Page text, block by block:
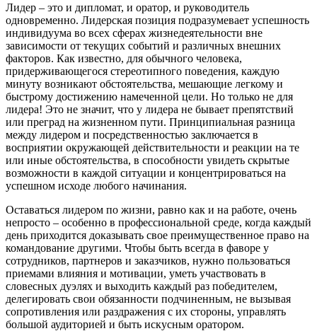
Лидер – это и дипломат, и оратор, и руководитель
одновременно. Лидерская позиция подразумевает успешность
индивидуума во всех сферах жизнедеятельности вне
зависимости от текущих событий и различных внешних
факторов. Как известно, для обычного человека,
придерживающегося стереотипного поведения, каждую
минуту возникают обстоятельства, мешающие легкому и
быстрому достижению намеченной цели. Но только не для
лидера! Это не значит, что у лидера не бывает препятствий
или преград на жизненном пути. Принципиальная разница
между лидером и посредственностью заключается в
восприятии окружающей действительности и реакции на те
или иные обстоятельства, в способности увидеть скрытые
возможности в каждой ситуации и концентрироваться на
успешном исходе любого начинания.
Оставаться лидером по жизни, равно как и на работе, очень
непросто – особенно в профессиональной среде, когда каждый
день приходится доказывать свое преимущественное право на
командование другими. Чтобы быть всегда в фаворе у
сотрудников, партнеров и заказчиков, нужно пользоваться
приемами влияния и мотивации, уметь участвовать в
словесных дуэлях и выходить каждый раз победителем,
делегировать свои обязанности подчиненным, не вызывая
сопротивления или раздражения с их стороны, управлять
большой аудиторией и быть искусным оратором.